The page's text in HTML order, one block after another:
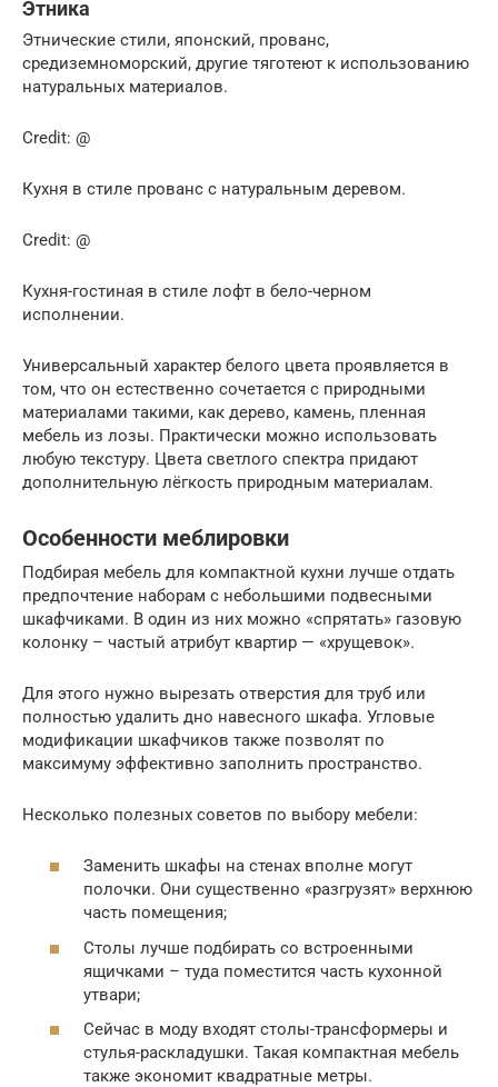
Этника
Этнические стили, японский, прованс,
средиземноморский, другие тяготеют к использованию
натуральных материалов.
Credit: @
Кухня в стиле прованс с натуральным деревом.
Credit: @
Кухня-гостиная в стиле лофт в бело-черном
исполнении.
Универсальный характер белого цвета проявляется в
том, что он естественно сочетается с природными
материалами такими, как дерево, камень, пленная
мебель из лозы. Практически можно использовать
любую текстуру. Цвета светлого спектра придают
дополнительную лёгкость природным материалам.
Особенности меблировки
Подбирая мебель для компактной кухни лучше отдать
предпочтение наборам с небольшими подвесными
шкафчиками. В один из них можно «спрятать» газовую
колонку – частый атрибут квартир — «хрущевок».
Для этого нужно вырезать отверстия для труб или
полностью удалить дно навесного шкафа. Угловые
модификации шкафчиков также позволят по
максимуму эффективно заполнить пространство.
Несколько полезных советов по выбору мебели:
Заменить шкафы на стенах вполне могут
полочки. Они существенно «разгрузят» верхнюю
часть помещения;
Столы лучше подбирать со встроенными
ящичками – туда поместится часть кухонной
утвари;
Сейчас в моду входят столы-трансформеры и
стулья-раскладушки. Такая компактная мебель
также экономит квадратные метры.